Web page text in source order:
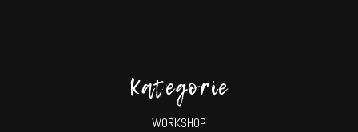
Kategorie
WORKSHOP